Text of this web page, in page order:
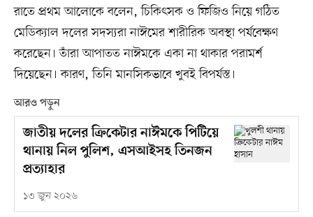
রাতে প্রথম আলোকে বলেন, চিকিৎসক ও ফিজিও নিয়ে গঠিত
মেডিক্যাল দলের সদস্যরা নাঈমের শারীরিক অবস্থা পর্যবেক্ষণ
করেছেন। তাঁরা আপাতত নাঈমকে একা না থাকার পরামর্শ
দিয়েছেন। কারণ, তিনি মানসিকভাবে খুবই বিপর্যস্ত।
আরও পড়ুন
জাতীয় দলের ক্রিকেটার নাঈমকে পিটিয়ে
থানায় নিল পুলিশ, এসআইসহ তিনজন
প্রত্যাহার
১৩ জুন ২০২৬